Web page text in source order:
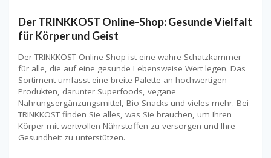
Der TRINKKOST Online-Shop: Gesunde Vielfalt
für Körper und Geist
Der TRINKKOST Online-Shop ist eine wahre Schatzkammer
für alle, die auf eine gesunde Lebensweise Wert legen. Das
Sortiment umfasst eine breite Palette an hochwertigen
Produkten, darunter Superfoods, vegane
Nahrungsergänzungsmittel, Bio-Snacks und vieles mehr. Bei
TRINKKOST finden Sie alles, was Sie brauchen, um Ihren
Körper mit wertvollen Nährstoffen zu versorgen und Ihre
Gesundheit zu unterstützen.